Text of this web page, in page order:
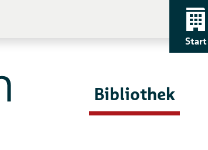
Start
Bibliothek